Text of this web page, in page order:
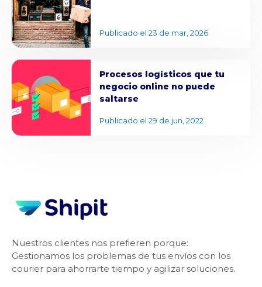
Publicado el 23 de mar, 2026
Publicado el 29 de jun, 2022
Procesos logísticos que tu
negocio online no puede
saltarse
Nuestros clientes nos prefieren porque:
Gestionamos los problemas de tus envíos con los
courier para ahorrarte tiempo y agilizar soluciones.